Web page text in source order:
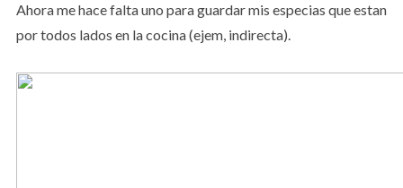
Ahora me hace falta uno para guardar mis especias que estan
por todos lados en la cocina (ejem, indirecta).